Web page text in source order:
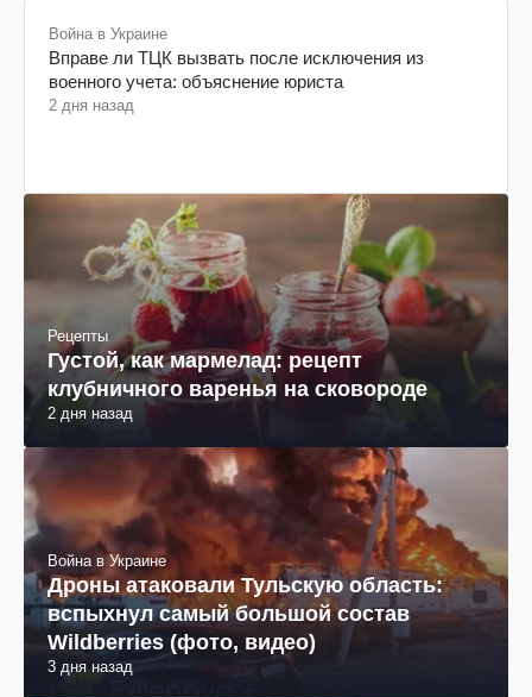
Война в Украине
Вправе ли ТЦК вызвать после исключения из
военного учета: объяснение юриста
2 дня назад
Рецепты
Густой, как мармелад: рецепт
клубничного варенья на сковороде
2 дня назад
Война в Украине
Дроны атаковали Тульскую область:
вспыхнул самый большой состав
Wildberries (фото, видео)
3 дня назад